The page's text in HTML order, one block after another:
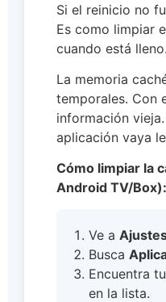
Si el reinicio no
Es como limpiar
cuando está lleno.
La memoria
temporales. Con
información
aplicación vaya
Cómo limpiar la
Android TV/Box):
Ve a
Busca
Encuentra
en la lista.